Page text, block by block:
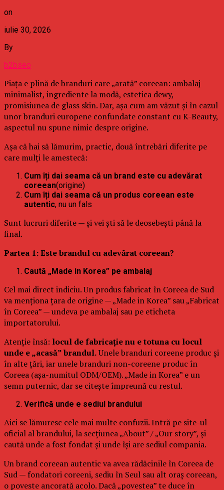
on
iulie 30, 2026
By
b2bseo
Piața e plină de branduri care „arată” coreean: ambalaj
minimalist, ingrediente la modă, estetica dewy,
promisiunea de glass skin. Dar, așa cum am văzut și în cazul
unor branduri europene confundate constant cu K-Beauty,
aspectul nu spune nimic despre origine.
Așa că hai să lămurim, practic, două întrebări diferite pe
care mulți le amestecă:
Cum îți dai seama că un brand este cu adevărat
coreean(origine)
Cum îți dai seama că un produs coreean este
autentic, nu un fals
Sunt lucruri diferite — și vei ști să le deosebești până la
final.
Partea 1: Este brandul cu adevărat coreean?
Caută „Made in Korea” pe ambalaj
Cel mai direct indiciu. Un produs fabricat în Coreea de Sud
va menționa țara de origine — „Made in Korea” sau „Fabricat
în Coreea” — undeva pe ambalaj sau pe eticheta
importatorului.
Atenție însă: locul de fabricație nu e totuna cu locul
unde e „acasă” brandul.Unele branduri coreene produc și
în alte țări, iar unele branduri non-coreene produc în
Coreea (așa-numitul ODM/OEM). „Made in Korea” e un
semn puternic, dar se citește împreună cu restul.
Verifică unde e sediul brandului
Aici se lămuresc cele mai multe confuzii. Intră pe site-ul
oficial al brandului, la secțiunea „About” / „Our story”, și
caută unde a fost fondat și unde își are sediul compania.
Un brand coreean autentic va avea rădăcinile în Coreea de
Sud — fondatori coreeni, sediu în Seul sau alt oraș coreean,
o poveste ancorată acolo. Dacă „povestea” te duce în